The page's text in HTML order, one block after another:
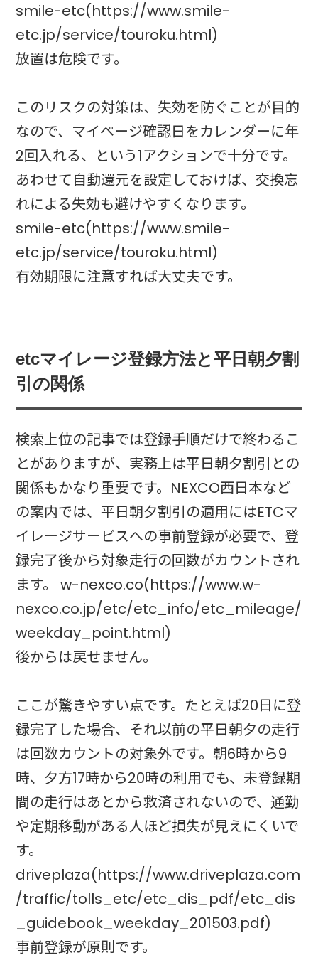
smile-etc(https://www.smile-
etc.jp/service/touroku.html)
放置は危険です。
このリスクの対策は、失効を防ぐことが目的
なので、マイページ確認日をカレンダーに年
2回入れる、という1アクションで十分です。
あわせて自動還元を設定しておけば、交換忘
れによる失効も避けやすくなります。
smile-etc(https://www.smile-
etc.jp/service/touroku.html)
有効期限に注意すれば大丈夫です。
etcマイレージ登録方法と平日朝夕割
引の関係
検索上位の記事では登録手順だけで終わるこ
とがありますが、実務上は平日朝夕割引との
関係もかなり重要です。NEXCO西日本など
の案内では、平日朝夕割引の適用にはETCマ
イレージサービスへの事前登録が必要で、登
録完了後から対象走行の回数がカウントされ
ます。 w-nexco.co(https://www.w-
nexco.co.jp/etc/etc_info/etc_mileage/
weekday_point.html)
後からは戻せません。
ここが驚きやすい点です。たとえば20日に登
録完了した場合、それ以前の平日朝夕の走行
は回数カウントの対象外です。朝6時から9
時、夕方17時から20時の利用でも、未登録期
間の走行はあとから救済されないので、通勤
や定期移動がある人ほど損失が見えにくいで
す。
driveplaza(https://www.driveplaza.com
/traffic/tolls_etc/etc_dis_pdf/etc_dis
_guidebook_weekday_201503.pdf)
事前登録が原則です。